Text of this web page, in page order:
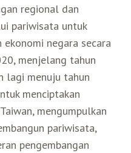
regional dan
pariwisata untuk
negara secara
menjelang tahun
lagi menuju tahun
menciptakan
mengumpulkan
pariwisata,
pengembangan